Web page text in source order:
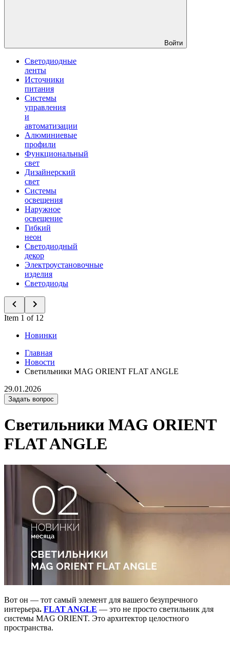
Войти
Светодиодные
ленты
Источники
питания
Системы
управления
и
автоматизации
Алюминиевые
профили
Функциональный
свет
Дизайнерский
свет
Системы
освещения
Наружное
освещение
Гибкий
неон
Светодиодный
декор
Электроустановочные
изделия
Светодиоды
Item 1 of 12
Новинки
Главная
Новости
Светильники MAG ORIENT FLAT ANGLE
29.01.2026
Задать вопрос
Светильники MAG ORIENT
FLAT ANGLE
Вот он — тот самый элемент для вашего безупречного
интерьера. FLAT ANGLE — это не просто светильник для
системы MAG ORIENT. Это архитектор целостного
пространства.